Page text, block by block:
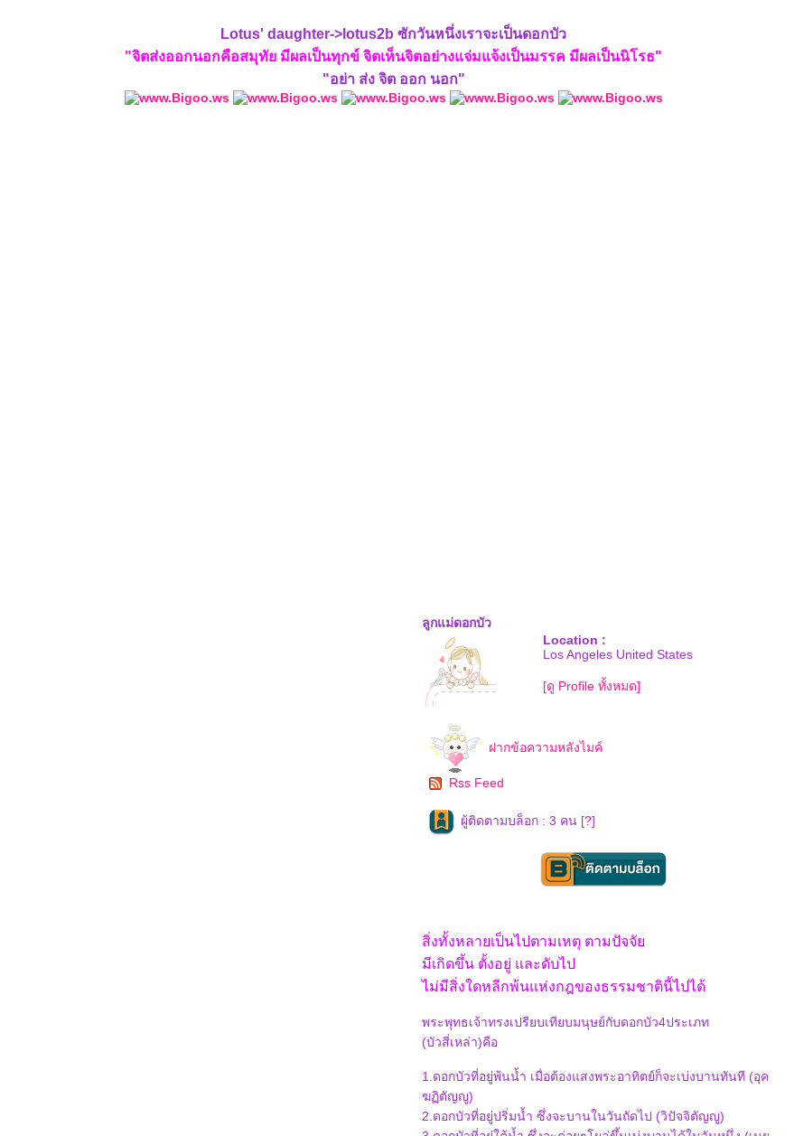
Lotus' daughter->lotus2b ซักวันหนึ่งเราจะเป็นดอกบัว
"จิตส่งออกนอกคือสมุทัย มีผลเป็นทุกข์ จิตเห็นจิตอย่างแจ่มแจ้งเป็นมรรค มีผลเป็นนิโรธ"
"อย่า ส่ง จิต ออก นอก"
ลูกแม่ดอกบัว
Location :
Los Angeles United States
[ดู Profile ทั้งหมด]
ฝากข้อความหลังไมค์
Rss Feed
ผู้ติดตามบล็อก : 3 คน [?]
สิ่งทั้งหลายเป็นไปตามเหตุ ตามปัจจั
มีเกิดขึ้น ตั้งอยู่ และดับไป
ไม่มีสิ่งใดหลีกพ้นแห่งกฎของธรรมชาตินี้ไปได้
พระพุทธเจ้าทรงเปรียบเทียบมนุษย์กับดอกบัว4ประเภท
(บัวสี่เหล่า)คือ
1.ดอกบัวที่อยู่พ้นน้ำ เมื่อต้องแสงพระอาทิตย์ก็จะเบ่งบานทันที (อุค
ฆฏิตัญญู)
2.ดอกบัวที่อยู่ปริ่มน้ำ ซึ่งจะบานในวันถัดไป (วิปัจจิตัญญู)